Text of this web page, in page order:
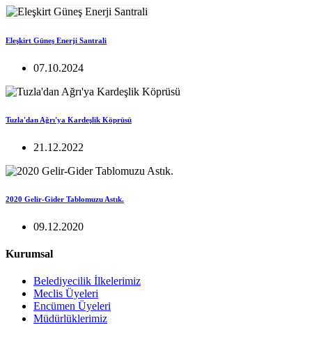
Eleşkirt Güneş Enerji Santrali
07.10.2024
Tuzla'dan Ağrı'ya Kardeşlik Köprüsü
21.12.2022
2020 Gelir-Gider Tablomuzu Astık.
09.12.2020
Kurumsal
Belediyecilik İlkelerimiz
Meclis Üyeleri
Encümen Üyeleri
Müdürlüklerimiz